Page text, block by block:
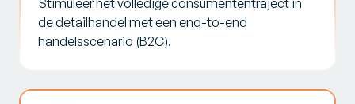
de detailhandel met een end-to-end
handelsscenario (B2C).